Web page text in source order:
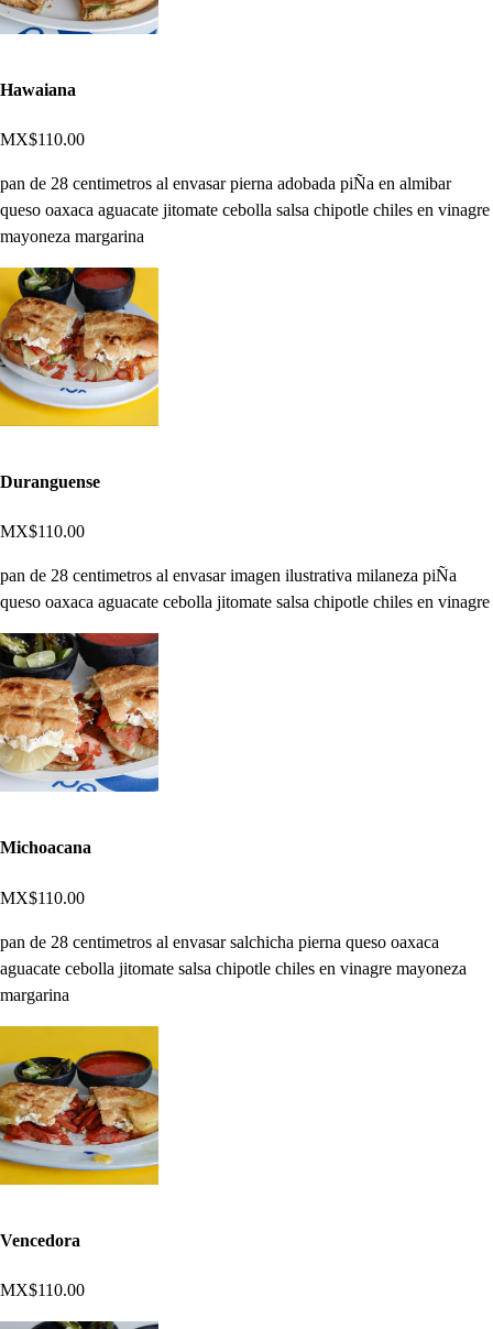
Hawaiana
MX$110.00
pan de 28 centimetros al envasar pierna adobada piÑa en almibar
queso oaxaca aguacate jitomate cebolla salsa chipotle chiles en vinagre
mayoneza margarina
Duranguense
MX$110.00
pan de 28 centimetros al envasar imagen ilustrativa milaneza piÑa
queso oaxaca aguacate cebolla jitomate salsa chipotle chiles en vinagre
Michoacana
MX$110.00
pan de 28 centimetros al envasar salchicha pierna queso oaxaca
aguacate cebolla jitomate salsa chipotle chiles en vinagre mayoneza
margarina
Vencedora
MX$110.00